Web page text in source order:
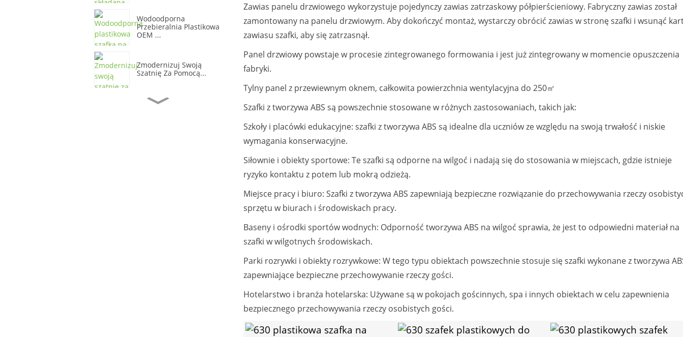
Wodoodporna
Przebieralnia Plastikowa
OEM ...
Zmodernizuj Swoją
Szatnię Za Pomocą...
Żywa Plastikowa Szafka
Zawias panelu drzwiowego wykorzystuje pojedynczy zawias zatrzaskowy półpierścieniowy. Fabryczny zawias został
zamontowany na panelu drzwiowym. Aby dokończyć montaż, wystarczy obrócić zawias w stronę szafki i wsunąć
zawiasu szafki, aby się zatrzasnął.
Panel drzwiowy powstaje w procesie zintegrowanego formowania i jest już zintegrowany w momencie opuszczenia
fabryki.
Tylny panel z przewiewnym oknem, całkowita powierzchnia wentylacyjna do 250㎡
Szafki z tworzywa ABS są powszechnie stosowane w różnych zastosowaniach, takich jak:
Szkoły i placówki edukacyjne: szafki z tworzywa ABS są idealne dla uczniów ze względu na swoją trwałość i niskie
wymagania konserwacyjne.
Siłownie i obiekty sportowe: Te szafki są odporne na wilgoć i nadają się do stosowania w miejscach, gdzie istnieje
ryzyko kontaktu z potem lub mokrą odzieżą.
Miejsce pracy i biuro: Szafki z tworzywa ABS zapewniają bezpieczne rozwiązanie do przechowywania rzeczy
sprzętu w biurach i środowiskach pracy.
Baseny i ośrodki sportów wodnych: Odporność tworzywa ABS na wilgoć sprawia, że ​​jest to odpowiedni materiał na
szafki w wilgotnych środowiskach.
Parki rozrywki i obiekty rozrywkowe: W tego typu obiektach powszechnie stosuje się szafki wykonane z tworzywa
zapewniające bezpieczne przechowywanie rzeczy gości.
Hotelarstwo i branża hotelarska: Używane są w pokojach gościnnych, spa i innych obiektach w celu zapewnienia
bezpiecznego przechowywania rzeczy osobistych gości.